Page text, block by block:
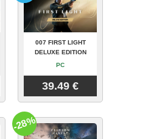
007 FIRST LIGHT
DELUXE EDITION
PC
39.49 €
-28%